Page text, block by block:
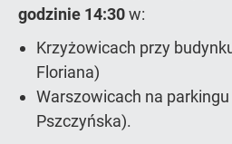
godzinie 14:30w:
Krzyżowicach przy
Floriana)
Warszowicach na
Pszczyńska).